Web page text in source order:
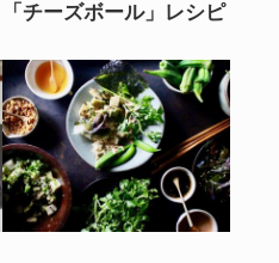
「チーズボール」レシピ